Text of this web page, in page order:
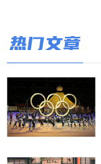
热门文章